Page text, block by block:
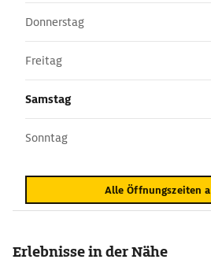
Donnerstag
Freitag
Samstag
Sonntag
Alle Öffnungszeiten
Erlebnisse in der Nähe